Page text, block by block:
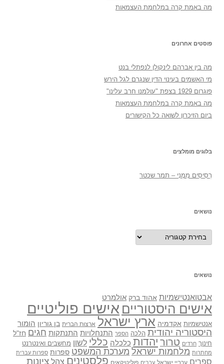
מה באמת קרה במלחמת העצמאות
פוסטים אחרונים
מה בין אברהם לינקולן לנפתלי בנט
מי האשמים בעינוי הדין שנגרם לגל הירש
פוגרום 1929 בצפת "עולמנו חרב עלינו"
מה באמת קרה במלחמת העצמאות
ביום הזיכרון לשואה כל הקישורים
בלוגים מומלצים
רְסִיסִים מִמֶנִי – תמר שכטר
נושאים
נושאים
נושאים
אבטואנטישמיות אהוד ברק אולמרט
אישים היסטוריים אישים פוליטיים
אנטישמיות אקדמיה ארץ ישראל ארצות הברית בן גוריון הומור
היסטוריה יהודית הלכה הספר התנחלויות התנתקות חגים חז"ל
חינוך חרדים טרור יהדות כלכלה כללי לשון מחשבים ואינטרנט
מחתרות מלחמות ישראל מערכת המשפט ספרות ספרות עברית
ספרים ערביי ישראל ערבים פוליטיקאים פלסטינים צהל ציונות